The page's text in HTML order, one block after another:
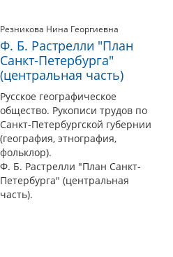
Резникова Нина Георгиевна
Ф. Б. Растрелли "План
Санкт-Петербурга"
(центральная часть)
Русское географическое
общество. Рукописи трудов по
Санкт-Петербургской губернии
(география, этнография,
фольклор).
Ф. Б. Растрелли "План Санкт-
Петербурга" (центральная
часть).